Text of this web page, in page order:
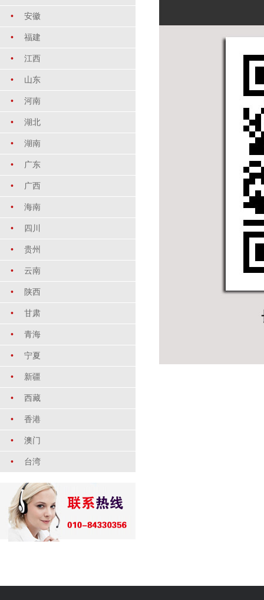
• 安徽
• 福建
• 江西
• 山东
• 河南
• 湖北
• 湖南
• 广东
• 广西
• 海南
• 四川
• 贵州
• 云南
• 陕西
• 甘肃
• 青海
• 宁夏
• 新疆
• 西藏
• 香港
• 澳门
• 台湾